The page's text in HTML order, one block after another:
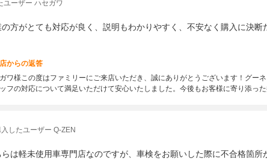
ユーザー ハセガワ
方がとても対応が良く、説明もわかりやすく、不安なく購入に決断
からの返答
ワ様この度はファミリーにご来店いただき、誠にありがとうございます！グー
フの対応について満足いただけて安心いたしました。今後もお客様に寄り添っ
入したユーザー Q-ZEN
らは軽未使用車専門店なのですが、車検をお願いした際に不合格箇